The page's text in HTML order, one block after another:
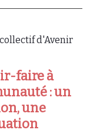
d'Avenir
faire à
: un
une